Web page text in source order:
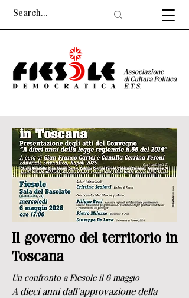
Il governo del territorio in
Toscana
Un confronto a Fiesole il 6 maggio
A dieci anni dall’approvazione della